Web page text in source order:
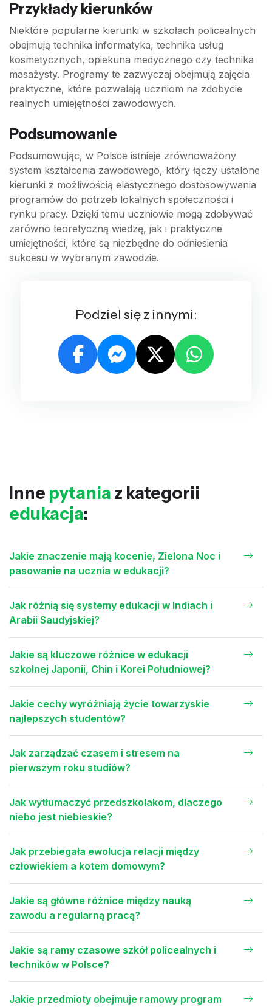
Przykłady kierunków
Niektóre popularne kierunki w szkołach policealnych
obejmują technika informatyka, technika usług
kosmetycznych, opiekuna medycznego czy technika
masażysty. Programy te zazwyczaj obejmują zajęcia
praktyczne, które pozwalają uczniom na zdobycie
realnych umiejętności zawodowych.
Podsumowanie
Podsumowując, w Polsce istnieje zrównoważony
system kształcenia zawodowego, który łączy ustalone
kierunki z możliwością elastycznego dostosowywania
programów do potrzeb lokalnych społeczności i
rynku pracy. Dzięki temu uczniowie mogą zdobywać
zarówno teoretyczną wiedzę, jak i praktyczne
umiejętności, które są niezbędne do odniesienia
sukcesu w wybranym zawodzie.
Podziel się z innymi:
Inne pytania z kategorii
edukacja:
Jakie znaczenie mają kocenie, Zielona Noc i
pasowanie na ucznia w edukacji?
Jak różnią się systemy edukacji w Indiach i
Arabii Saudyjskiej?
Jakie są kluczowe różnice w edukacji
szkolnej Japonii, Chin i Korei Południowej?
Jakie cechy wyróżniają życie towarzyskie
najlepszych studentów?
Jak zarządzać czasem i stresem na
pierwszym roku studiów?
Jak wytłumaczyć przedszkolakom, dlaczego
niebo jest niebieskie?
Jak przebiegała ewolucja relacji między
człowiekiem a kotem domowym?
Jakie są główne różnice między nauką
zawodu a regularną pracą?
Jakie są ramy czasowe szkół policealnych i
techników w Polsce?
Jakie przedmioty obejmuje ramowy program